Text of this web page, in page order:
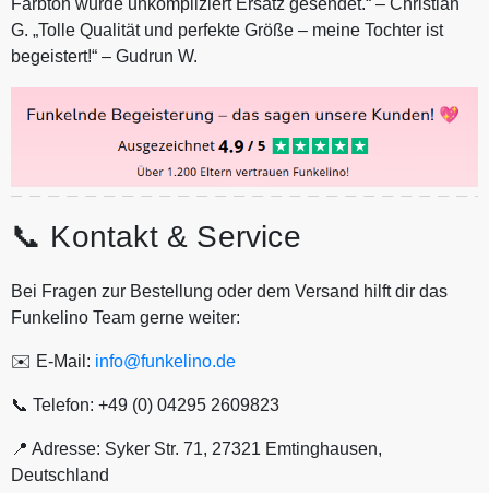
Farbton wurde unkompliziert Ersatz gesendet.“ – Christian
G. „Tolle Qualität und perfekte Größe – meine Tochter ist
begeistert!“ – Gudrun W.
📞 Kontakt & Service
Bei Fragen zur Bestellung oder dem Versand hilft dir das
Funkelino Team gerne weiter:
✉️ E-Mail: info@funkelino.de
📞 Telefon: +49 (0) 04295 2609823
📍 Adresse: Syker Str. 71, 27321 Emtinghausen,
Deutschland